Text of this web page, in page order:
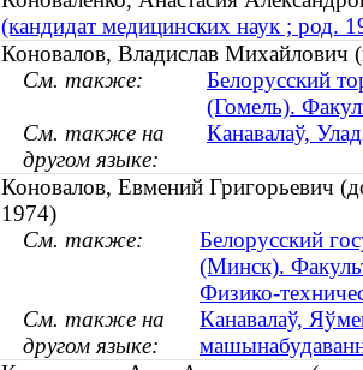
(кандидат медицинских наук ; род.
Коновалов, Владислав Михайлович
См. также:
Белорусский
(Гомель).
См. также на
другом языке:
Канавалаў,
Коновалов, Евмений Григорьевич
1974)
См. также:
Белорусский
(Минск).
Физико-
См. также на
другом языке:
Канавалаў,